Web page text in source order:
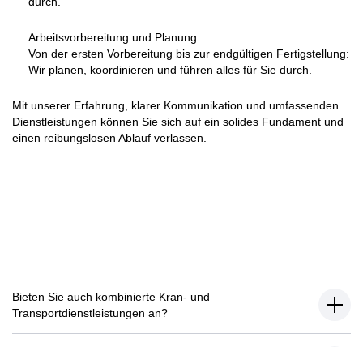
Arbeitsvorbereitung und Planung
Von der ersten Vorbereitung bis zur endgültigen Fertigstellung:
Wir planen, koordinieren und führen alles für Sie durch.
Mit unserer Erfahrung, klarer Kommunikation und umfassenden
Dienstleistungen können Sie sich auf ein solides Fundament und
einen reibungslosen Ablauf verlassen.
Bieten Sie auch kombinierte Kran- und
Transportdienstleistungen an?